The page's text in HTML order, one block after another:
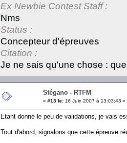
Ex Newbie Contest Staff :
Nms
Status :
Concepteur d'épreuves
Citation :
Je ne sais qu'une chose :
Stégano - RTFM
« #13 le: 16 Juin 2007 à 13:03:43 »
Etant donné le peu de validations, je vais
Tout d'abord, signalons que cette épreuve